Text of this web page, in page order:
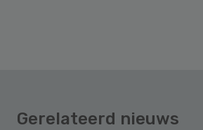
Gerelateerd nieuws